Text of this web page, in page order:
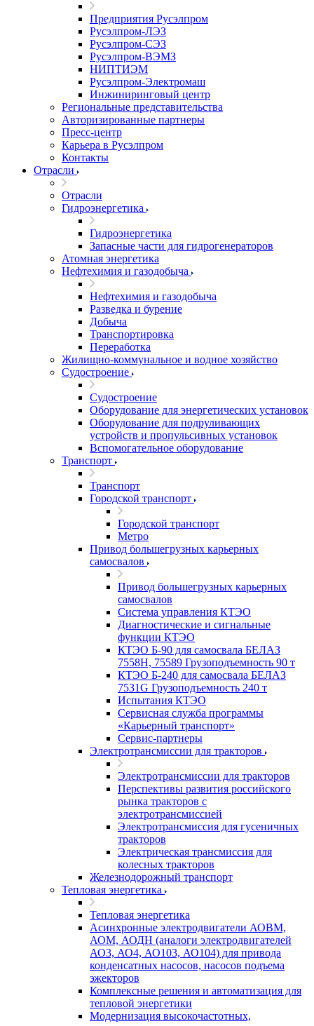
Предприятия Русэлпром
Русэлпром-ЛЭЗ
Русэлпром-СЭЗ
Русэлпром-ВЭМЗ
НИПТИЭМ
Русэлпром-Электромаш
Инжиниринговый центр
Региональные представительства
Авторизированные партнеры
Пресс-центр
Карьера в Русэлпром
Контакты
Отрасли
Отрасли
Гидроэнергетика
Гидроэнергетика
Запасные части для гидрогенераторов
Атомная энергетика
Нефтехимия и газодобыча
Нефтехимия и газодобыча
Разведка и бурение
Добыча
Транспортировка
Переработка
Жилищно-коммунальное и водное хозяйство
Судостроение
Судостроение
Оборудование для энергетических установок
Оборудование для подруливающих
устройств и пропульсивных установок
Вспомогательное оборудование
Транспорт
Транспорт
Городской транспорт
Городской транспорт
Метро
Привод большегрузных карьерных
самосвалов
Привод большегрузных карьерных
самосвалов
Система управления КТЭО
Диагностические и сигнальные
функции КТЭО
КТЭО Б-90 для самосвала БЕЛАЗ
7558H, 75589 Грузоподъемность 90 т
КТЭО Б-240 для самосвала БЕЛАЗ
7531G Грузоподъемность 240 т
Испытания КТЭО
Сервисная служба программы
«Карьерный транспорт»
Сервис-партнеры
Электротрансмиссии для тракторов
Электротрансмиссии для тракторов
Перспективы развития российского
рынка тракторов с
электротрансмиссией
Электротрансмиссия для гусеничных
тракторов
Электрическая трансмиссия для
колесных тракторов
Железнодорожный транспорт
Тепловая энергетика
Тепловая энергетика
Асинхронные электродвигатели АОВМ,
АОМ, АОДН (аналоги электродвигателей
АО3, АО4, АО103, АО104) для привода
конденсатных насосов, насосов подъема
эжекторов
Комплексные решения и автоматизация для
тепловой энергетики
Модернизация высокочастотных,